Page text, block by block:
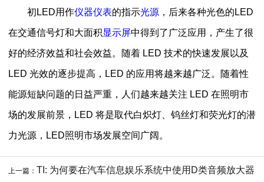
初LED用作仪器仪表的指示光源，后来各种光色的LED
在交通信号灯和大面积显示屏中得到了广泛应用，产生了很
好的经济效益和社会效益。随着 LED 技术的快速发展以及
LED 光效的逐步提高，LED 的应用将越来越广泛。随着性
能源短缺问题的日益严重，人们越来越关注 LED 在照明市
场的发展前景，LED 将是取代白炽灯、钨丝灯和荧光灯的潜
力光源，LED照明市场发展空间广阔。
上一篇： TI: 为何要在汽车信息娱乐系统中使用D类音频放大器